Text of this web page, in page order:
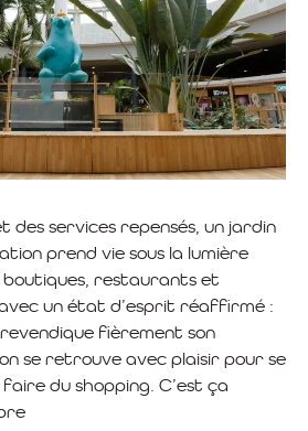
des services repensés, un jardin
prend vie sous la lumière
boutiques, restaurants et
avec un état d’esprit réaffirmé :
fièrement son
se retrouve avec plaisir pour se
du shopping. C’est ça